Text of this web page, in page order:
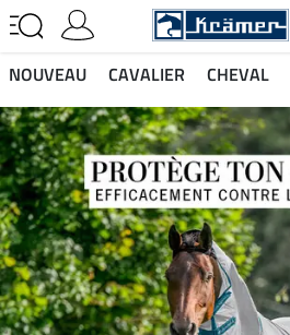
NOUVEAU CAVALIER CHEVAL